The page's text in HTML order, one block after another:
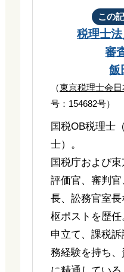
この
税理士
審
飯
（東京税理士会
号：154682号）
国税OB税理士
士）。
国税庁および
評価官、審判
長、訟務官室
枢ポストを歴
申立て、課税
務経験を持ち